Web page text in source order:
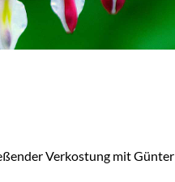
Ver­kos­tung mit Gün­ter